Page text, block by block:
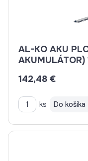
AL-KO AKU
142,48 €
ks Do košíka